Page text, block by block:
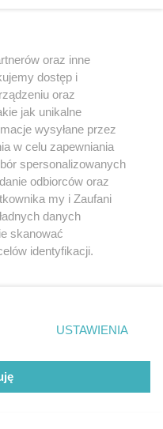
(zdjęcia) Liczba
oraz inne
dostęp i
oraz
jak unikalne
wysyłane przez
w celu zapewniania
spersonalizowanych
odbiorców oraz
my i Zaufani
danych
skanować
identyfikacji.
ustawień prywatności
rogu strony
. Niektóre
się takiemu
zastosowania tylko
USTAWIENIA